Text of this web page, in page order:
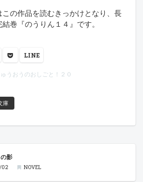
の作品を読むきっかけとなり、長
巻『のうりん１４』です。
LINE
ゅうおうのおしごと！２０
庫
影
02 NOVEL